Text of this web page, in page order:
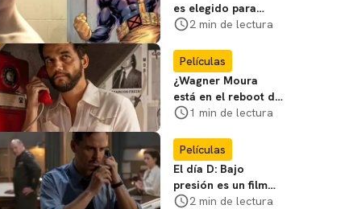
es elegido para
interpretar a
película
2 min de lectura
Películas
¿Wagner Moura
está en el reboot de
X-Men? El actor lo
1 min de lectura
Películas
El día D: Bajo
presión es un film
bélico distinto lleno
2 min de lectura